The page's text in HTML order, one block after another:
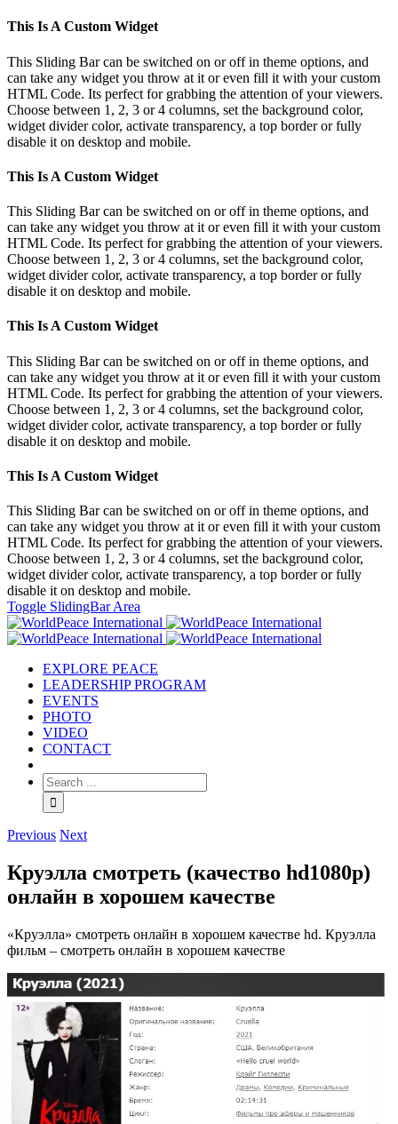
This Is A Custom Widget
This Sliding Bar can be switched on or off in theme options, and
can take any widget you throw at it or even fill it with your custom
HTML Code. Its perfect for grabbing the attention of your viewers.
Choose between 1, 2, 3 or 4 columns, set the background color,
widget divider color, activate transparency, a top border or fully
disable it on desktop and mobile.
This Is A Custom Widget
This Sliding Bar can be switched on or off in theme options, and
can take any widget you throw at it or even fill it with your custom
HTML Code. Its perfect for grabbing the attention of your viewers.
Choose between 1, 2, 3 or 4 columns, set the background color,
widget divider color, activate transparency, a top border or fully
disable it on desktop and mobile.
This Is A Custom Widget
This Sliding Bar can be switched on or off in theme options, and
can take any widget you throw at it or even fill it with your custom
HTML Code. Its perfect for grabbing the attention of your viewers.
Choose between 1, 2, 3 or 4 columns, set the background color,
widget divider color, activate transparency, a top border or fully
disable it on desktop and mobile.
This Is A Custom Widget
This Sliding Bar can be switched on or off in theme options, and
can take any widget you throw at it or even fill it with your custom
HTML Code. Its perfect for grabbing the attention of your viewers.
Choose between 1, 2, 3 or 4 columns, set the background color,
widget divider color, activate transparency, a top border or fully
disable it on desktop and mobile.
Toggle SlidingBar Area
EXPLORE PEACE
LEADERSHIP PROGRAM
EVENTS
PHOTO
VIDEO
CONTACT
Previous Next
Круэлла смотреть (качество hd1080p)
онлайн в хорошем качестве
«Круэлла» смотреть онлайн в хорошем качестве hd. Круэлла
фильм – смотреть онлайн в хорошем качестве